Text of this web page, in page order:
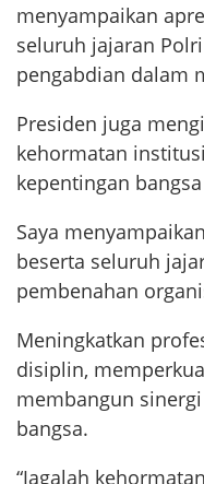
menyampaikan
seluruh jajaran
pengabdian dalam
Presiden juga
kehormatan
kepentingan
Saya
beserta seluruh
pembenahan
Meningkatkan
disiplin,
membangun
bangsa.
“Jagalah